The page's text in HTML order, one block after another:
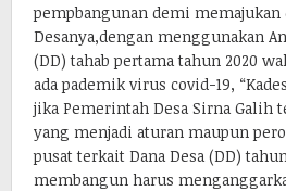
pempbangunan demi
Desanya,dengan menggunakan
(DD) tahab pertama tahun 2020
ada pademik virus covid-19,
jika Pemerintah Desa Sirna Galih
yang menjadi aturan maupun
pusat terkait Dana Desa (DD)
membangun harus